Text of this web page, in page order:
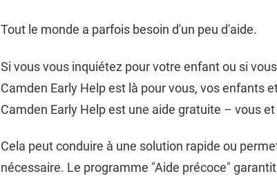
Tout le monde a parfois besoin d'un peu d'aide.
Si vous vous inquiétez pour votre enfant ou si
Camden Early Help est là pour vous, vos enfants
Camden Early Help est une aide gratuite – vous
Cela peut conduire à une solution rapide ou
nécessaire. Le programme "Aide précoce"